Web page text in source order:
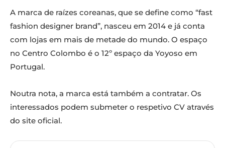
A marca de raízes coreanas, que se define como “fast
fashion designer brand”, nasceu em 2014 e já conta
com lojas em mais de metade do mundo. O espaço
no Centro Colombo é o 12º espaço da Yoyoso em
Portugal.
Noutra nota, a marca está também a contratar. Os
interessados podem submeter o respetivo CV através
do site oficial.